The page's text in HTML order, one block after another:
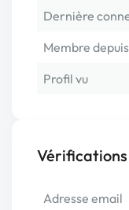
Dernière
Membre depuis
Profil vu
Vérifications
Adresse email